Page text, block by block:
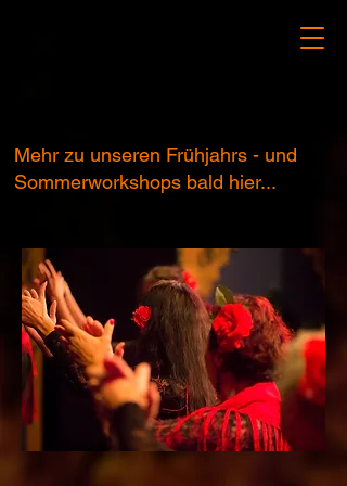
Mehr zu unseren Frühjahrs - und
Sommerworkshops bald hier...